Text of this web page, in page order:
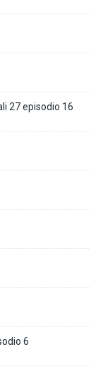
27 episodio 16
6